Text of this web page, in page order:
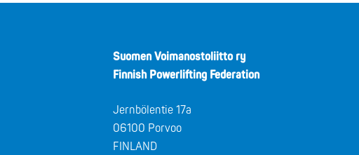
Suomen Voimanostoliitto ry
Finnish Powerlifting Federation
Jernbölentie 17a
06100 Porvoo
FINLAND